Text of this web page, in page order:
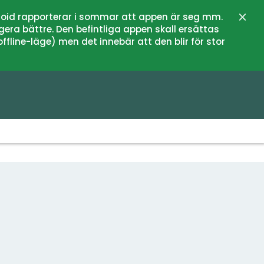
rapporterar i sommar att appen är seg mm.
bättre. Den befintliga appen skall ersättas
läge) men det innebär att den blir för stor